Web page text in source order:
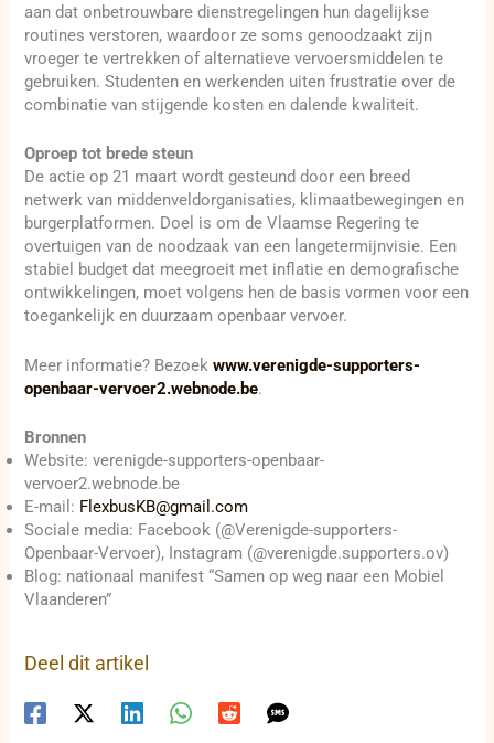
aan dat onbetrouwbare dienstregelingen hun dagelijkse
routines verstoren, waardoor ze soms genoodzaakt zijn
vroeger te vertrekken of alternatieve vervoersmiddelen te
gebruiken. Studenten en werkenden uiten frustratie over de
combinatie van stijgende kosten en dalende kwaliteit.
Oproep tot brede steun
De actie op 21 maart wordt gesteund door een breed
netwerk van middenveldorganisaties, klimaatbewegingen en
burgerplatformen. Doel is om de Vlaamse Regering te
overtuigen van de noodzaak van een langetermijnvisie. Een
stabiel budget dat meegroeit met inflatie en demografische
ontwikkelingen, moet volgens hen de basis vormen voor een
toegankelijk en duurzaam openbaar vervoer.
Meer informatie? Bezoekwww.verenigde-supporters-
openbaar-vervoer2.webnode.be.
Bronnen
Website: verenigde-supporters-openbaar-
vervoer2.webnode.be
E-mail: FlexbusKB@gmail.com
Sociale media: Facebook (@Verenigde-supporters-
Openbaar-Vervoer), Instagram (@verenigde.supporters.ov)
Blog: nationaal manifest “Samen op weg naar een Mobiel
Vlaanderen”
Deel dit artikel